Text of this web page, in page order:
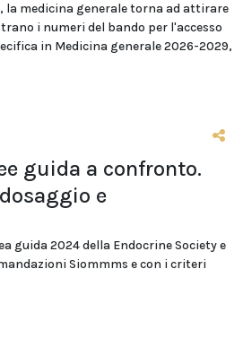
la medicina generale torna ad attirare
i numeri del bando per l'accesso
in Medicina generale 2026-2029,
guida a confronto.
e
guida 2024 della Endocrine Society e
Siommms e con i criteri